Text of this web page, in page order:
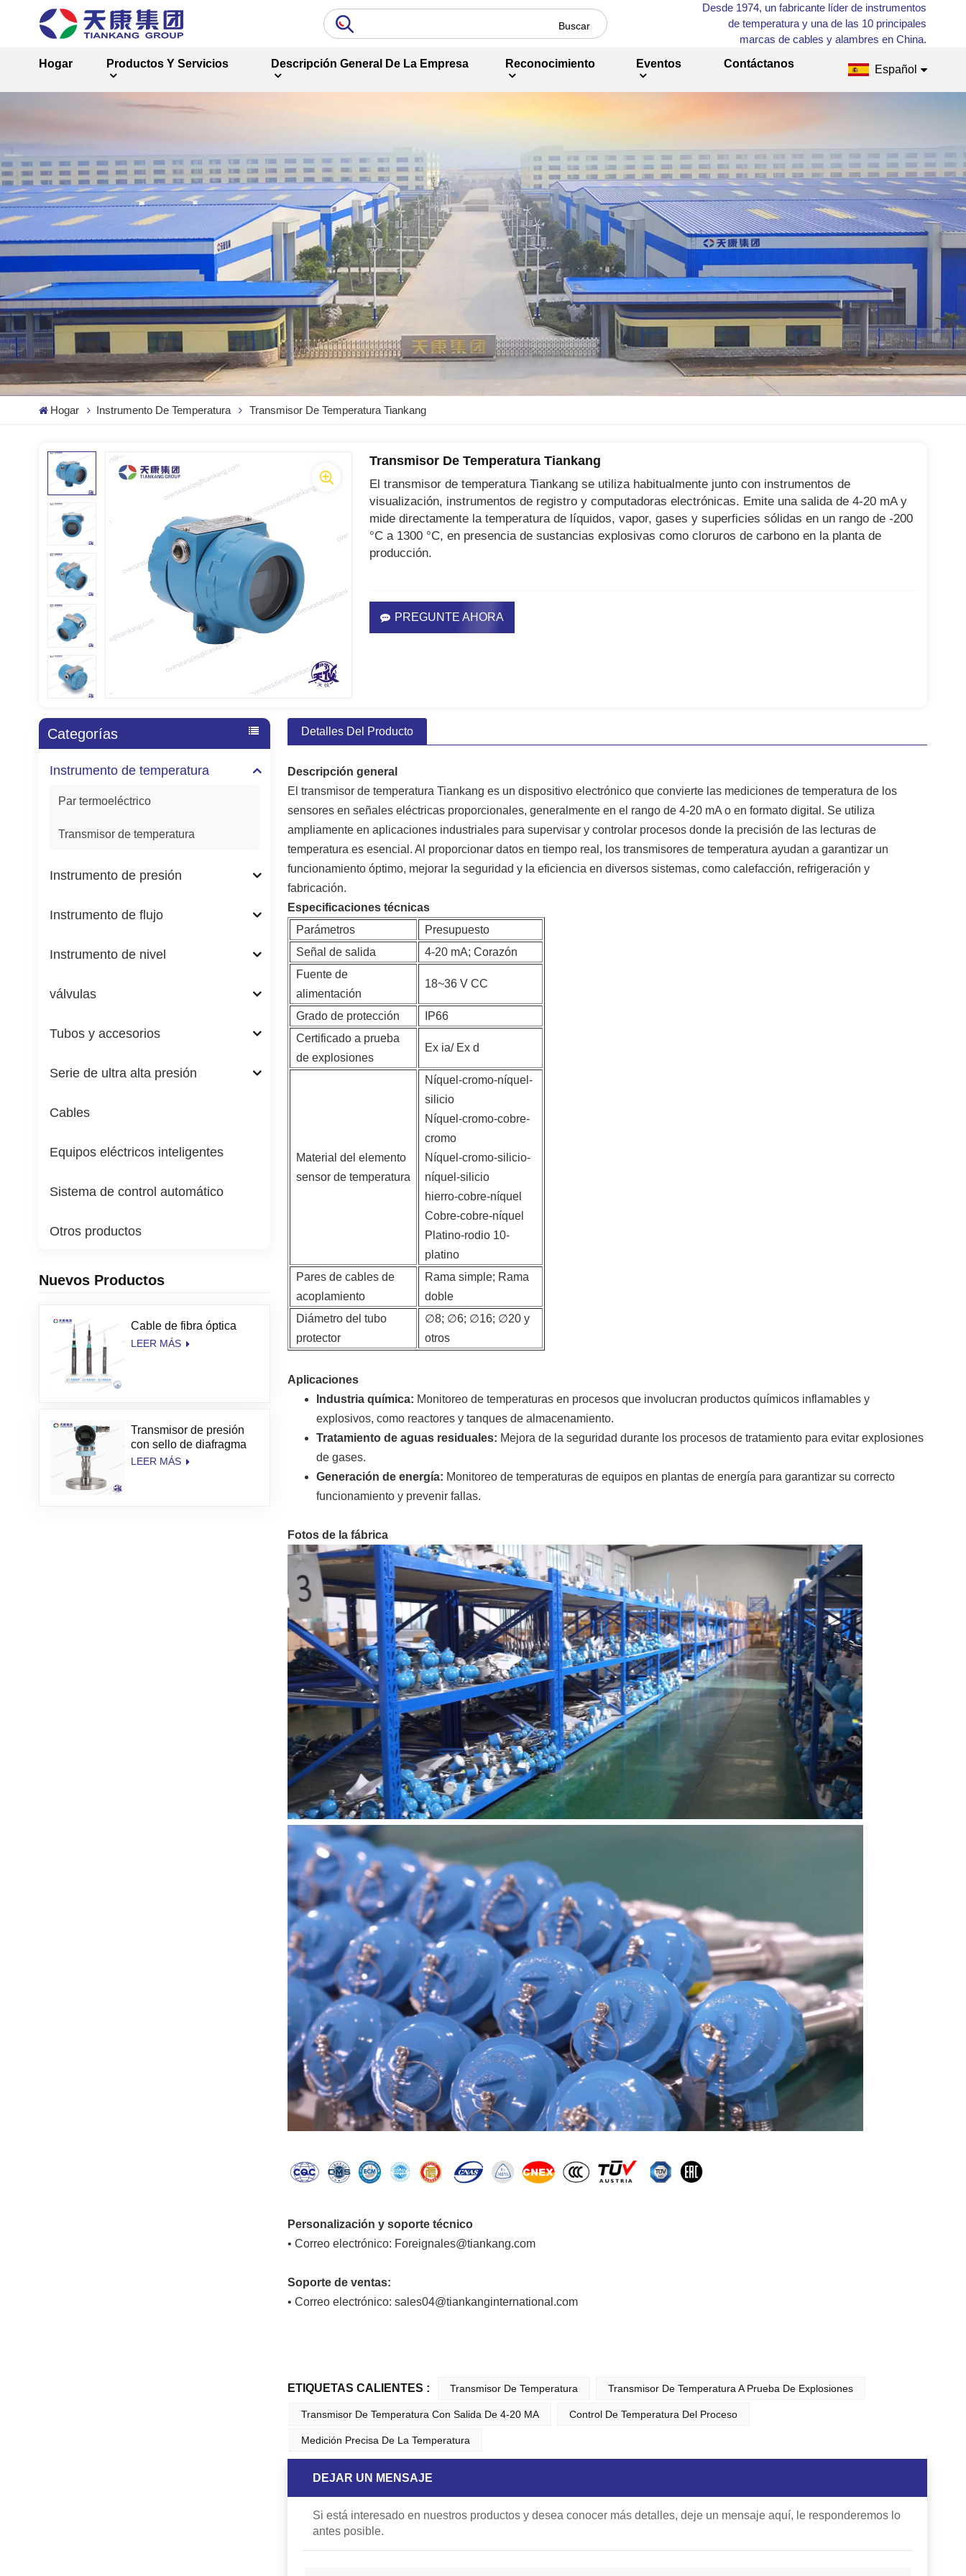
Desde 1974, un fabricante líder de instrumentos
de temperatura y una de las 10 principales
marcas de cables y alambres en China.
Hogar
Productos Y Servicios Descripción General De La Empresa Reconocimiento Eventos Contáctanos Español
Français
Русский
Español
Hogar Instrumento De Temperatura Transmisor De Temperatura Tiankang
Transmisor De Temperatura Tiankang
El transmisor de temperatura Tiankang se utiliza habitualmente junto con instrumentos de
visualización, instrumentos de registro y computadoras electrónicas. Emite una salida de 4-20 mA y
mide directamente la temperatura de líquidos, vapor, gases y superficies sólidas en un rango de -200
°C a 1300 °C, en presencia de sustancias explosivas como cloruros de carbono en la planta de
producción.
PREGUNTE AHORA
Categorías
Instrumento de temperatura
Par termoeléctrico
Transmisor de temperatura
Instrumento de presión
Instrumento de flujo
Instrumento de nivel
válvulas
Tubos y accesorios
Serie de ultra alta presión
Cables
Equipos eléctricos inteligentes
Sistema de control automático
Otros productos
Nuevos Productos
Cable de fibra óptica
LEER MÁS
Transmisor de presión
con sello de diafragma
de alta temperatura
LEER MÁS
Detalles Del Producto
Descripción general
El transmisor de temperatura Tiankang es un dispositivo electrónico que convierte las mediciones de temperatura de los
sensores en señales eléctricas proporcionales, generalmente en el rango de 4-20 mA o en formato digital. Se utiliza
ampliamente en aplicaciones industriales para supervisar y controlar procesos donde la precisión de las lecturas de
temperatura es esencial. Al proporcionar datos en tiempo real, los transmisores de temperatura ayudan a garantizar un
funcionamiento óptimo, mejorar la seguridad y la eficiencia en diversos sistemas, como calefacción, refrigeración y
fabricación.
Especificaciones técnicas
Parámetros
Presupuesto
Señal de salida
4-20 mA; Corazón
Fuente de
alimentación
18~36 V CC
Grado de protección
IP66
Certificado a prueba
de explosiones
Ex ia/ Ex d
Material del elemento
sensor de temperatura
Níquel-cromo-níquel-
silicio
Níquel-cromo-cobre-
cromo
Níquel-cromo-silicio-
níquel-silicio
hierro-cobre-níquel
Cobre-cobre-níquel
Platino-rodio 10-
platino
Pares de cables de
acoplamiento
Rama simple; Rama
doble
Diámetro del tubo
protector
∅8; ∅6; ∅16; ∅20 y
otros
Aplicaciones
Industria química: Monitoreo de temperaturas en procesos que involucran productos químicos inflamables y
explosivos, como reactores y tanques de almacenamiento.
Tratamiento de aguas residuales: Mejora de la seguridad durante los procesos de tratamiento para evitar explosiones
de gases.
Generación de energía: Monitoreo de temperaturas de equipos en plantas de energía para garantizar su correcto
funcionamiento y prevenir fallas.
Fotos de la fábrica
Personalización y soporte técnico
• Correo electrónico: Foreignales@tiankang.com
Soporte de ventas:
• Correo electrónico: sales04@tiankanginternational.com
ETIQUETAS CALIENTES : Transmisor De Temperatura Transmisor De Temperatura A Prueba De Explosiones
Transmisor De Temperatura Con Salida De 4-20 MA Control De Temperatura Del Proceso
Medición Precisa De La Temperatura
DEJAR UN MENSAJE
Si está interesado en nuestros productos y desea conocer más detalles, deje un mensaje aquí, le responderemos lo
antes posible.